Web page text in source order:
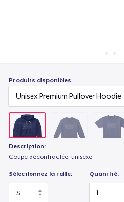
Produits disponibles
Description:
Coupe décontractée, unisexe
Sélectionnez la taille: Quantité: